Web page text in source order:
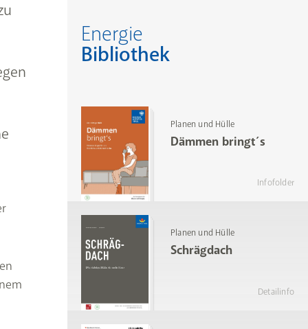
Energie
Bibliothek
Dämmen bringt´s
Planen und Hülle
Infofolder
Schrägdach
Planen und Hülle
Detailinfo